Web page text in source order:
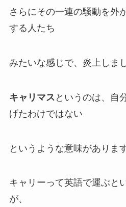
さらにその一連の騒動を外
する人たち
みたいな感じで、炎上しま
キャリマス というのは、自
げたわけではない
というような意味があります
キャリーって英語で運ぶと
が、